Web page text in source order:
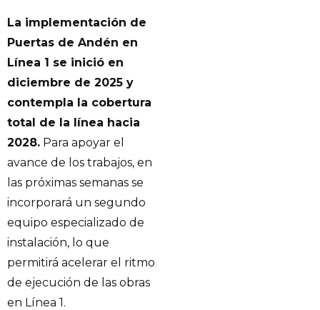
La implementación de
Puertas de Andén en
Línea 1 se inició en
diciembre de 2025 y
contempla la cobertura
total de la línea hacia
2028. Para apoyar el
avance de los trabajos, en
las próximas semanas se
incorporará un segundo
equipo especializado de
instalación, lo que
permitirá acelerar el ritmo
de ejecución de las obras
en Línea 1.